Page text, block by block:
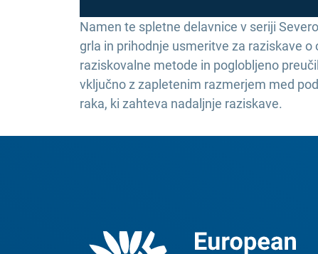
Namen te spletne delavnice v seriji
grla in prihodnje usmeritve za raziskave
raziskovalne metode in poglobljeno
vključno z zapletenim razmerjem med
raka, ki zahteva nadaljnje raziskave.